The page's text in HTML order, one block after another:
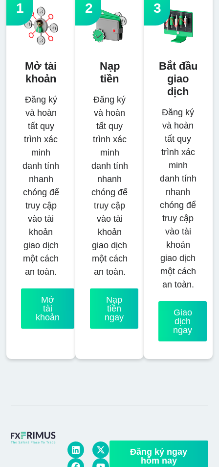
1
Mở tài
khoản
Đăng ký
và hoàn
tất quy
trình xác
minh
danh tính
nhanh
chóng để
truy cập
vào tài
khoản
giao dịch
một cách
an toàn.
Mở
tài
khoản
2
Nạp
tiền
Đăng ký
và hoàn
tất quy
trình xác
minh
danh tính
nhanh
chóng để
truy cập
vào tài
khoản
giao dịch
một cách
an toàn.
Nạp
tiền
ngay
3
Bắt đầu
giao
dịch
Đăng ký
và hoàn
tất quy
trình xác
minh
danh tính
nhanh
chóng để
truy cập
vào tài
khoản
giao dịch
một cách
an toàn.
Giao
dịch
ngay
Đăng ký ngay
hôm nay